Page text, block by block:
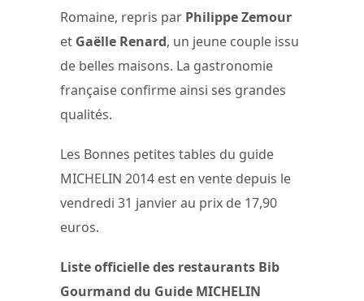
Romaine, repris par Philippe Zemour
et Gaëlle Renard, un jeune couple issu
de belles maisons. La gastronomie
française confirme ainsi ses grandes
qualités.
Les Bonnes petites tables du guide
MICHELIN 2014 est en vente depuis le
vendredi 31 janvier au prix de 17,90
euros.
Liste officielle des restaurants Bib
Gourmand du Guide MICHELIN